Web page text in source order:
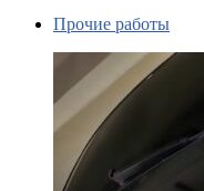
Прочие работы